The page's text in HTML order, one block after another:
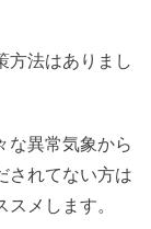
方法はありまし
な異常気象から
されてない方は
メします。